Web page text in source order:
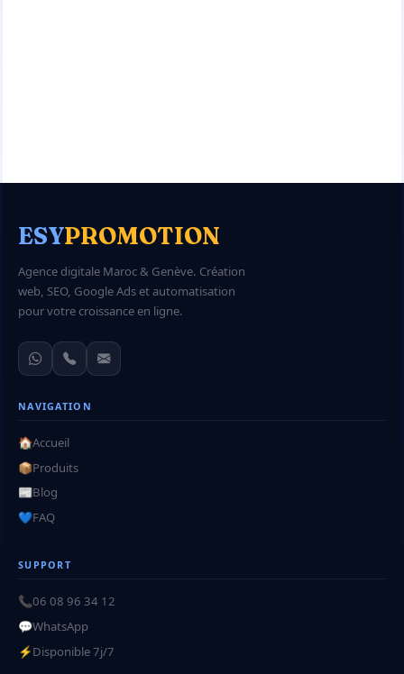
ESYPROMOTION
Agence digitale Maroc & Genève. Création
web, SEO, Google Ads et automatisation
pour votre croissance en ligne.
NAVIGATION
🏠Accueil
📦Produits
📰Blog
💙FAQ
SUPPORT
📞06 08 96 34 12
💬WhatsApp
⚡Disponible 7j/7